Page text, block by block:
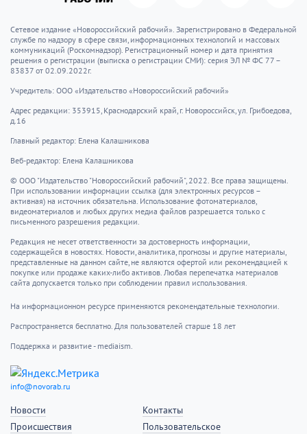
Сетевое издание «Новороссийский рабочий». Зарегистрировано в Федеральной
службе по надзору в сфере связи, информационных технологий и массовых
коммуникаций (Роскомнадзор). Регистрационный номер и дата принятия
решения о регистрации (выписка о регистрации СМИ): серия ЭЛ № ФС 77 –
83837 от 02.09.2022г.
Учредитель: ООО «Издательство «Новороссийский рабочий»
Адрес редакции: 353915, Краснодарский край, г. Новороссийск, ул. Грибоедова,
д.16
Главный редактор: Елена Калашникова
Веб-редактор: Елена Калашникова
© ООО "Издательство "Новороссийский рабочий", 2022. Все права защищены.
При использовании информации ссылка (для электронных ресурсов –
активная) на источник обязательна. Использование фотоматериалов,
видеоматериалов и любых других медиа файлов разрешается только с
письменного разрешения редакции.
Редакция не несет ответственности за достоверность информации,
содержащейся в новостях. Новости, аналитика, прогнозы и другие материалы,
представленные на данном сайте, не являются офертой или рекомендацией к
покупке или продаже каких-либо активов. Любая перепечатка материалов
сайта допускается только при соблюдении правил использования.
На информационном ресурсе применяются рекомендательные технологии.
Распространяется бесплатно. Для пользователей старше 18 лет
Поддержка и развитие - mediaism.
info@novorab.ru
Новости
Происшествия
Контакты
Пользовательское